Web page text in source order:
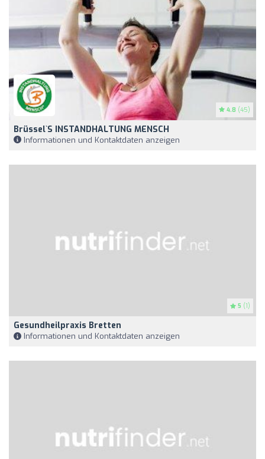
4.8 (45)
Brüssel`s INSTANDHALTUNG MENSCH
Informationen und Kontaktdaten anzeigen
5 (1)
Gesundheilpraxis Bretten
Informationen und Kontaktdaten anzeigen